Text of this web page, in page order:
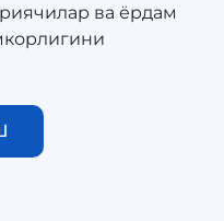
ва ёрдам